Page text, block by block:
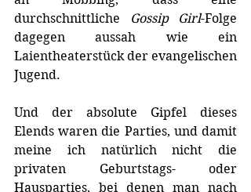
durchschnittliche
Gossip Girl-Folge
dagegen aussah wie ein
Laientheaterstück der evangelischen
Jugend.
Und der absolute Gipfel dieses
Elends waren die Parties, und damit
meine ich natürlich nicht die
privaten Geburtstags- oder
Hausparties, bei denen man nach